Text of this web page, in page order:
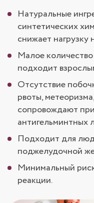
Натуральные
синтетических
снижает нагрузку
Малое
подходит
Отсутствие
рвоты,
сопровождают
антигельминтных
Подходит для
поджелудочной
Минимальный
реакции.